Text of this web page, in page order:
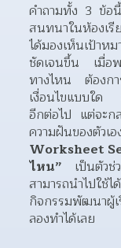
คำถามทั้ง 3 ข้อ
สนทนาในห้องเ
ได้มองเห็นเป้าห
ชัดเจนขึ้น เมื่อพว
ทางไหน ต้องกา
เงื่อนไขแบบใด
อีกต่อไป แต่จะก
Worksheet
ไหน” เป็นตัว
สามารถนำไปใ
กิจกรรมพัฒนา
ลองทำได้เลย